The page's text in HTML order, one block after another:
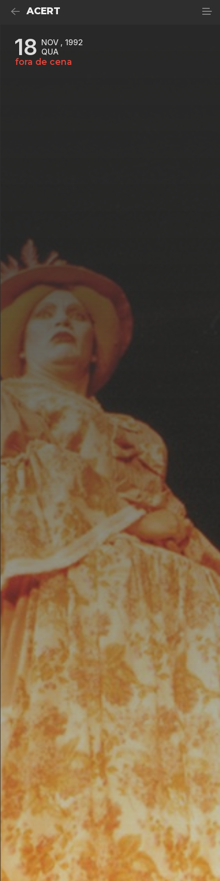
ACERT
18 NOV , 1992
QUA
fora de cena